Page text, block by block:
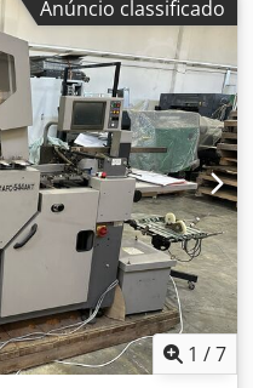
Anúncio classificado
1 /7